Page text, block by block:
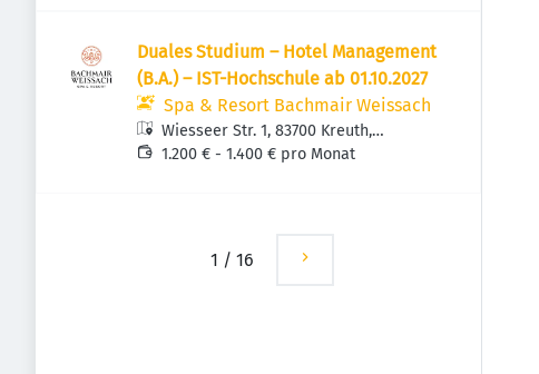
Duales Studium – Hotel Management
(B.A.) – IST-Hochschule ab 01.10.2027
Spa & Resort Bachmair Weissach
Wiesseer Str. 1, 83700 Kreuth,
Deutschland
1.200 € - 1.400 € pro Monat
1 / 16